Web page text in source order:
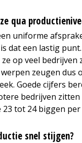
qua
uniforme
dat een lastig
op veel bedrijven
zeugen dus
Goede cijfers
bedrijven zitten
tot 24 biggen per
snel stijgen?